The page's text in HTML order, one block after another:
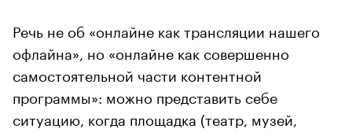
Речь не об «онлайне как трансляции нашего
офлайна», но «онлайне как совершенно
самостоятельной части контентной
программы»: можно представить себе
ситуацию, когда площадка (театр, музей,